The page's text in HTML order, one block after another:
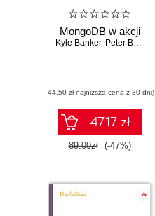
MongoDB w akcji
Kyle Banker, Peter Bakkum
(44,50 zł najniższa cena z 30 dni)
47.17 zł
89.00zł (-47%)